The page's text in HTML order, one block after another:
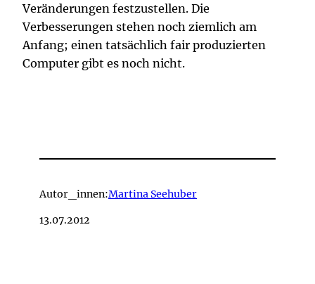
Veränderungen festzustellen. Die
Verbesserungen stehen noch ziemlich am
Anfang; einen tatsächlich fair produzierten
Computer gibt es noch nicht.
Autor_innen:Martina Seehuber
13.07.2012